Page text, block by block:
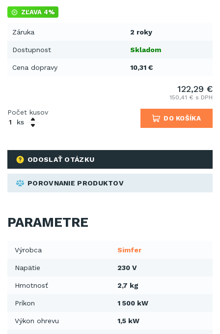
ZĽAVA 4%
Záruka 2 roky
Dostupnost Skladom
Cena dopravy 10,31 €
ODOSLAŤ OTÁZKU
POROVNANIE PRODUKTOV
122,29 €
150,41 € s DPH
Počet kusov
ks
DO KOŠÍKA
PARAMETRE
Výrobca Simfer
Napätie 230 V
Hmotnosť 2,7 kg
Príkon 1 500 kW
Výkon ohrevu 1,5 kW